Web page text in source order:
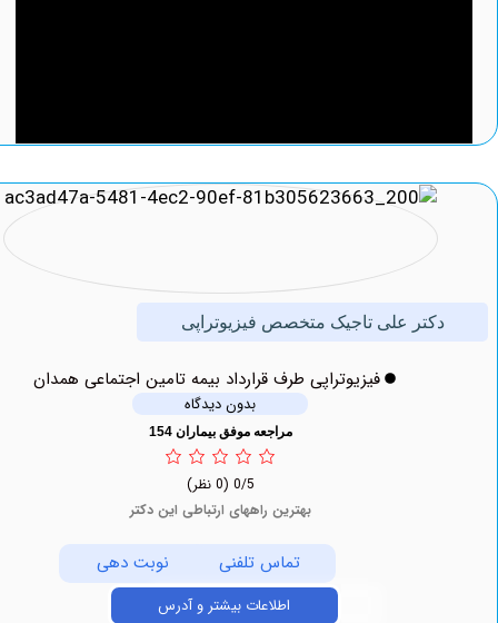
علی تاجیک متخصص فیزیوتراپی
فیزیوتراپی طرف قرارداد بیمه تامین اجتماعی همدان
بدون دیدگاه
مراجعه موفق بیماران 154
بهترین راههای ارتباطی این دکتر
تماس تلفنی نوبت دهی
اطلاعات بیشتر و آدرس